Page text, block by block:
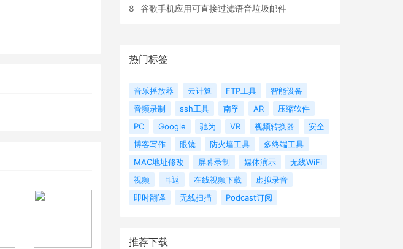
8 谷歌手机应用可直接过滤语音垃圾邮件
热门标签
音乐播放器 云计算 FTP工具
智能设备
音频录制
ssh工具 南孚 AR
压缩软件
PC
Google 驰为 VR 视频转换器
安全
博客写作
眼镜 防火墙工具
多终端工具
MAC地址修改
屏幕录制 媒体演示
无线WiFi
视频
耳返 在线视频下载
虚拟录音
即时翻译
无线扫描 Podcast订阅
推荐下载